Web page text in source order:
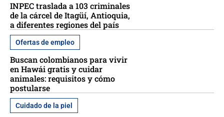
INPEC traslada a 103 criminales
de la cárcel de Itagüí, Antioquia,
a diferentes regiones del país
Ofertas de empleo
Buscan colombianos para vivir
en Hawái gratis y cuidar
animales: requisitos y cómo
postularse
Cuidado de la piel